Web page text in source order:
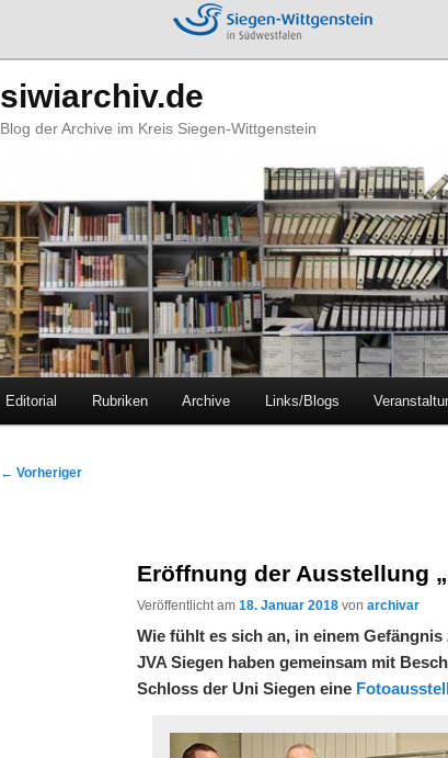
siwiarchiv.de
Blog der Archive im Kreis Siegen-Wittgenstein
Zum
Zum
Editorial Rubriken Archive Links/Blogs
Beitragsnavigation
← Vorheriger
Eröffnung der Ausstellung
Veröffentlicht am18. Januar 2018 vonarchivar
Wie fühlt es sich an, in einem
JVA Siegen haben gemeinsam mit
Schloss der Uni Siegen eine